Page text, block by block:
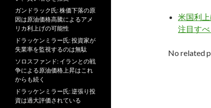
米国利
注目す
No related
ガンドラック氏: 株価下落の原
因は原油価格高騰によるアメ
リカ利上げの可能性
ドラッケンミラー氏: 投資家が
失業率を監視するのは無駄
ソロスファンド: イランとの戦
争による原油価格上昇はこれ
からも続く
ドラッケンミラー氏: 逆張り投
資は過大評価されている